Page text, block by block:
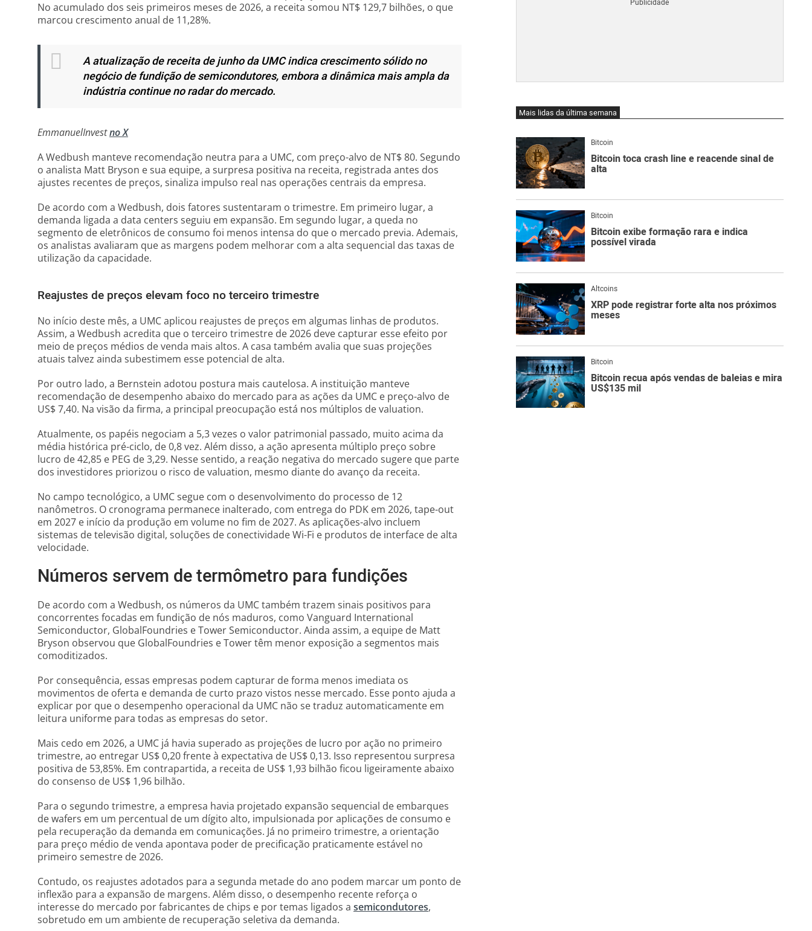
No acumulado dos seis primeiros meses de 2026, a receita somou NT$ 129,7 bilhões, o que
marcou crescimento anual de 11,28%.
A atualização de receita de junho da UMC indica crescimento sólido no
negócio de fundição de semicondutores, embora a dinâmica mais ampla da
indústria continue no radar do mercado.
EmmanuelInvestno X
A Wedbush manteve recomendação neutra para a UMC, com preço-alvo de NT$ 80. Segundo
o analista Matt Bryson e sua equipe, a surpresa positiva na receita, registrada antes dos
ajustes recentes de preços, sinaliza impulso real nas operações centrais da empresa.
De acordo com a Wedbush, dois fatores sustentaram o trimestre. Em primeiro lugar, a
demanda ligada a data centers seguiu em expansão. Em segundo lugar, a queda no
segmento de eletrônicos de consumo foi menos intensa do que o mercado previa. Ademais,
os analistas avaliaram que as margens podem melhorar com a alta sequencial das taxas de
utilização da capacidade.
Reajustes de preços elevam foco no terceiro trimestre
No início deste mês, a UMC aplicou reajustes de preços em algumas linhas de produtos.
Assim, a Wedbush acredita que o terceiro trimestre de 2026 deve capturar esse efeito por
meio de preços médios de venda mais altos. A casa também avalia que suas projeções
atuais talvez ainda subestimem esse potencial de alta.
Por outro lado, a Bernstein adotou postura mais cautelosa. A instituição manteve
recomendação de desempenho abaixo do mercado para as ações da UMC e preço-alvo de
US$ 7,40. Na visão da firma, a principal preocupação está nos múltiplos de valuation.
Atualmente, os papéis negociam a 5,3 vezes o valor patrimonial passado, muito acima da
média histórica pré-ciclo, de 0,8 vez. Além disso, a ação apresenta múltiplo preço sobre
lucro de 42,85 e PEG de 3,29. Nesse sentido, a reação negativa do mercado sugere que parte
dos investidores priorizou o risco de valuation, mesmo diante do avanço da receita.
No campo tecnológico, a UMC segue com o desenvolvimento do processo de 12
nanômetros. O cronograma permanece inalterado, com entrega do PDK em 2026, tape-out
em 2027 e início da produção em volume no fim de 2027. As aplicações-alvo incluem
sistemas de televisão digital, soluções de conectividade Wi-Fi e produtos de interface de alta
velocidade.
Números servem de termômetro para fundições
De acordo com a Wedbush, os números da UMC também trazem sinais positivos para
concorrentes focadas em fundição de nós maduros, como Vanguard International
Semiconductor, GlobalFoundries e Tower Semiconductor. Ainda assim, a equipe de Matt
Bryson observou que GlobalFoundries e Tower têm menor exposição a segmentos mais
comoditizados.
Por consequência, essas empresas podem capturar de forma menos imediata os
movimentos de oferta e demanda de curto prazo vistos nesse mercado. Esse ponto ajuda a
explicar por que o desempenho operacional da UMC não se traduz automaticamente em
leitura uniforme para todas as empresas do setor.
Mais cedo em 2026, a UMC já havia superado as projeções de lucro por ação no primeiro
trimestre, ao entregar US$ 0,20 frente à expectativa de US$ 0,13. Isso representou surpresa
positiva de 53,85%. Em contrapartida, a receita de US$ 1,93 bilhão ficou ligeiramente abaixo
do consenso de US$ 1,96 bilhão.
Para o segundo trimestre, a empresa havia projetado expansão sequencial de embarques
de wafers em um percentual de um dígito alto, impulsionada por aplicações de consumo e
pela recuperação da demanda em comunicações. Já no primeiro trimestre, a orientação
para preço médio de venda apontava poder de precificação praticamente estável no
primeiro semestre de 2026.
Contudo, os reajustes adotados para a segunda metade do ano podem marcar um ponto de
inflexão para a expansão de margens. Além disso, o desempenho recente reforça o
interesse do mercado por fabricantes de chips e por temas ligados a semicondutores,
sobretudo em um ambiente de recuperação seletiva da demanda.
Mais lidas da última semana
Bitcoin
Bitcoin toca crash line e reacende sinal de
alta
Bitcoin
Bitcoin exibe formação rara e indica
possível virada
Altcoins
XRP pode registrar forte alta nos próximos
meses
Bitcoin
Bitcoin recua após vendas de baleias e mira
US$135 mil